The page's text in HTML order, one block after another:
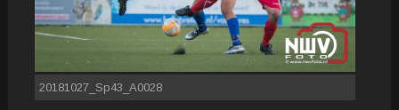
20181027_Sp43_A0028